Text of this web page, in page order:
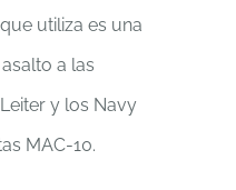
utiliza es una
a las
y los Navy
MAC-10.